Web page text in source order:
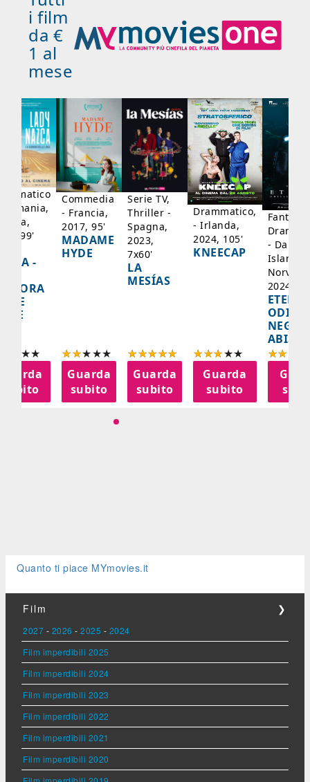
i film
da €
1 al
mese
99'
-
subito
Commedia
- Francia,
2017, 95'
MADAME
HYDE
Guarda
subito
Serie TV,
Thriller -
Spagna,
2023,
7x60'
LA
MESÍAS
Guarda
subito
Drammatico,
- Irlanda,
2024, 105'
KNEECAP
Guarda
subito
-
Islanda,
2024,
NEGLI
ABISSI
Quanto ti piace MYmovies.it
Film ❯
2027 - 2026 - 2025 - 2024
Film imperdibili 2025
Film imperdibili 2024
Film imperdibili 2023
Film imperdibili 2022
Film imperdibili 2021
Film imperdibili 2020